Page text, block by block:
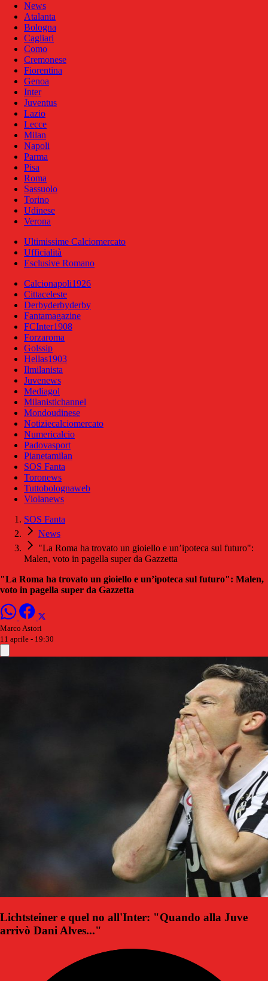
News
Atalanta
Bologna
Cagliari
Como
Cremonese
Fiorentina
Genoa
Inter
Juventus
Lazio
Lecce
Milan
Napoli
Parma
Pisa
Roma
Sassuolo
Torino
Udinese
Verona
Ultimissime Calciomercato
Ufficialità
Esclusive Romano
Calcionapoli1926
Cittaceleste
Derbyderbyderby
Fantamagazine
FCInter1908
Forzaroma
Golssip
Hellas1903
Ilmilanista
Juvenews
Mediagol
Milanistichannel
Mondoudinese
Notiziecalciomercato
Numericalcio
Padovasport
Pianetamilan
SOS Fanta
Toronews
Tuttobolognaweb
Violanews
SOS Fanta
News
"La Roma ha trovato un gioiello e un’ipoteca sul futuro":
Malen, voto in pagella super da Gazzetta
"La Roma ha trovato un gioiello e un’ipoteca sul futuro": Malen,
voto in pagella super da Gazzetta
Marco Astori
11 aprile - 19:30
Lichtsteiner e quel no all'Inter: "Quando alla Juve
arrivò Dani Alves..."